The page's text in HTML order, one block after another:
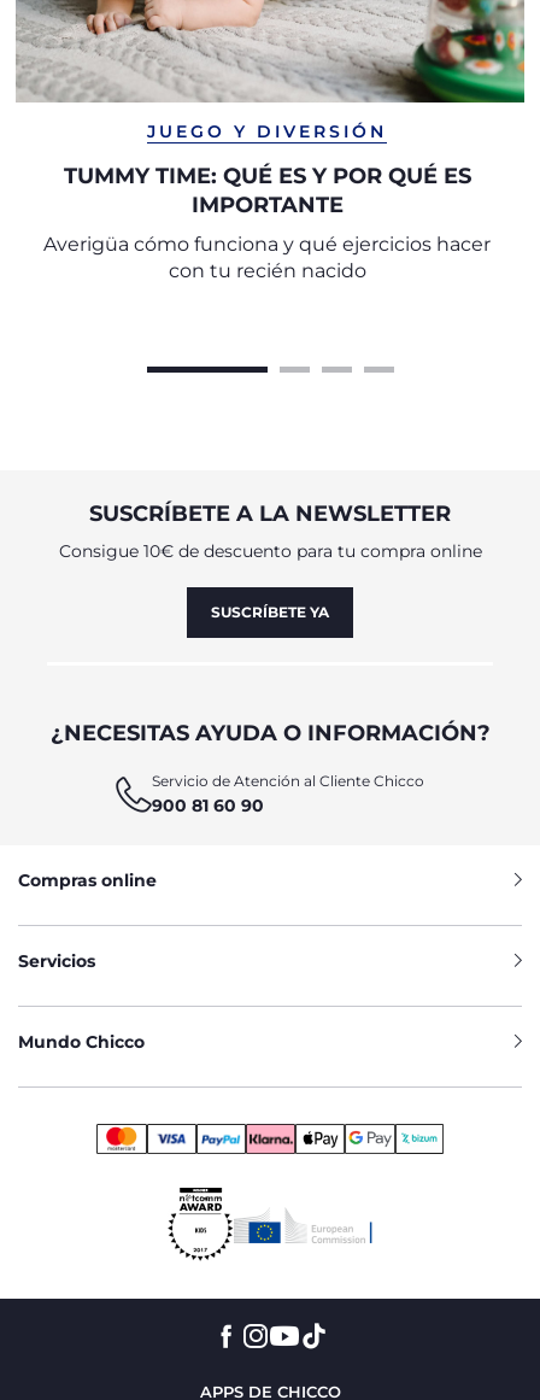
JUEGO Y DIVERSIÓN
TUMMY TIME: QUÉ ES Y POR QUÉ ES
IMPORTANTE
Averigüa cómo funciona y qué ejercicios hacer
con tu recién nacido
SUSCRÍBETE A LA NEWSLETTER
Consigue 10€ de descuento para tu compra online
SUSCRÍBETE YA
¿NECESITAS AYUDA O INFORMACIÓN?
Servicio de Atención al Cliente Chicco
900 81 60 90
Compras online
Servicios
Mundo Chicco
APPS DE CHICCO